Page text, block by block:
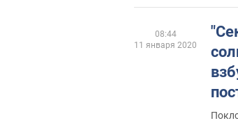
08:44
11 января 2020